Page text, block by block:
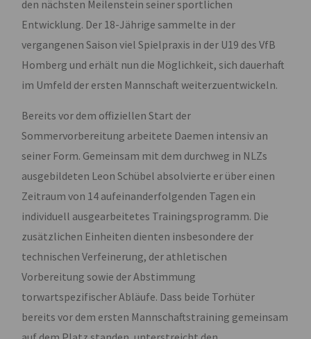
den nächsten Meilenstein seiner sportlichen
Entwicklung. Der 18-Jährige sammelte in der
vergangenen Saison viel Spielpraxis in der U19 des VfB
Homberg und erhält nun die Möglichkeit, sich dauerhaft
im Umfeld der ersten Mannschaft weiterzuentwickeln.
Bereits vor dem offiziellen Start der
Sommervorbereitung arbeitete Daemen intensiv an
seiner Form. Gemeinsam mit dem durchweg in NLZs
ausgebildeten Leon Schübel absolvierte er über einen
Zeitraum von 14 aufeinanderfolgenden Tagen ein
individuell ausgearbeitetes Trainingsprogramm. Die
zusätzlichen Einheiten dienten insbesondere der
technischen Verfeinerung, der athletischen
Vorbereitung sowie der Abstimmung
torwartspezifischer Abläufe. Dass beide Torhüter
bereits vor dem ersten Mannschaftstraining gemeinsam